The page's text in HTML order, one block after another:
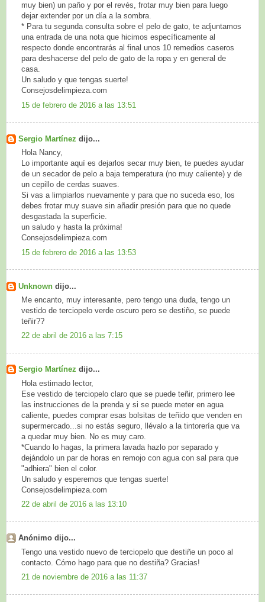
muy bien) un paño y por el revés, frotar muy bien para luego
dejar extender por un día a la sombra.
* Para tu segunda consulta sobre el pelo de gato, te adjuntamos
una entrada de una nota que hicimos específicamente al
respecto donde encontrarás al final unos 10 remedios caseros
para deshacerse del pelo de gato de la ropa y en general de
casa.
Un saludo y que tengas suerte!
Consejosdelimpieza.com
15 de febrero de 2016 a las 13:51
Sergio Martínez dijo...
Hola Nancy,
Lo importante aquí es dejarlos secar muy bien, te puedes ayudar
de un secador de pelo a baja temperatura (no muy caliente) y de
un cepillo de cerdas suaves.
Si vas a limpiarlos nuevamente y para que no suceda eso, los
debes frotar muy suave sin añadir presión para que no quede
desgastada la superficie.
un saludo y hasta la próxima!
Consejosdelimpieza.com
15 de febrero de 2016 a las 13:53
Unknown dijo...
Me encanto, muy interesante, pero tengo una duda, tengo un
vestido de terciopelo verde oscuro pero se destiño, se puede
teñir??
22 de abril de 2016 a las 7:15
Sergio Martínez dijo...
Hola estimado lector,
Ese vestido de terciopelo claro que se puede teñir, primero lee
las instrucciones de la prenda y si se puede meter en agua
caliente, puedes comprar esas bolsitas de teñido que venden en
supermercado...si no estás seguro, llévalo a la tintorería que va
a quedar muy bien. No es muy caro.
*Cuando lo hagas, la primera lavada hazlo por separado y
dejándolo un par de horas en remojo con agua con sal para que
"adhiera" bien el color.
Un saludo y esperemos que tengas suerte!
Consejosdelimpieza.com
22 de abril de 2016 a las 13:10
Anónimo dijo...
Tengo una vestido nuevo de terciopelo que destiñe un poco al
contacto. Cómo hago para que no destiña? Gracias!
21 de noviembre de 2016 a las 11:37